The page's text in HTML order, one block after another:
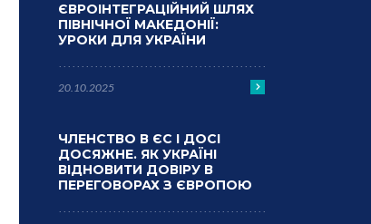
ЄВРОІНТЕГРАЦІЙНИЙ ШЛЯХ
ПІВНІЧНОЇ МАКЕДОНІЇ:
УРОКИ ДЛЯ УКРАЇНИ
20.10.2025
ЧЛЕНСТВО В ЄС І ДОСІ
ДОСЯЖНЕ. ЯК УКРАЇНІ
ВІДНОВИТИ ДОВІРУ В
ПЕРЕГОВОРАХ З ЄВРОПОЮ